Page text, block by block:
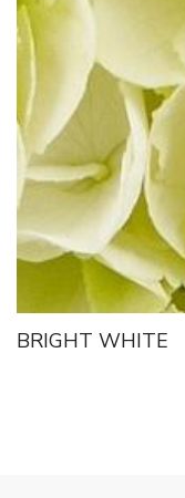
BRIGHT WHITE